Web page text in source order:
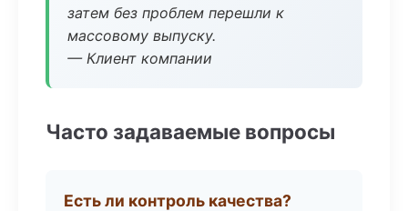
затем без проблем перешли к
массовому выпуску.
— Клиент компании
Часто задаваемые вопросы
Есть ли контроль качества?